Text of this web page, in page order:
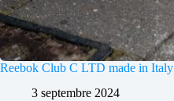
Reebok Club C LTD made in Italy
3 septembre 2024